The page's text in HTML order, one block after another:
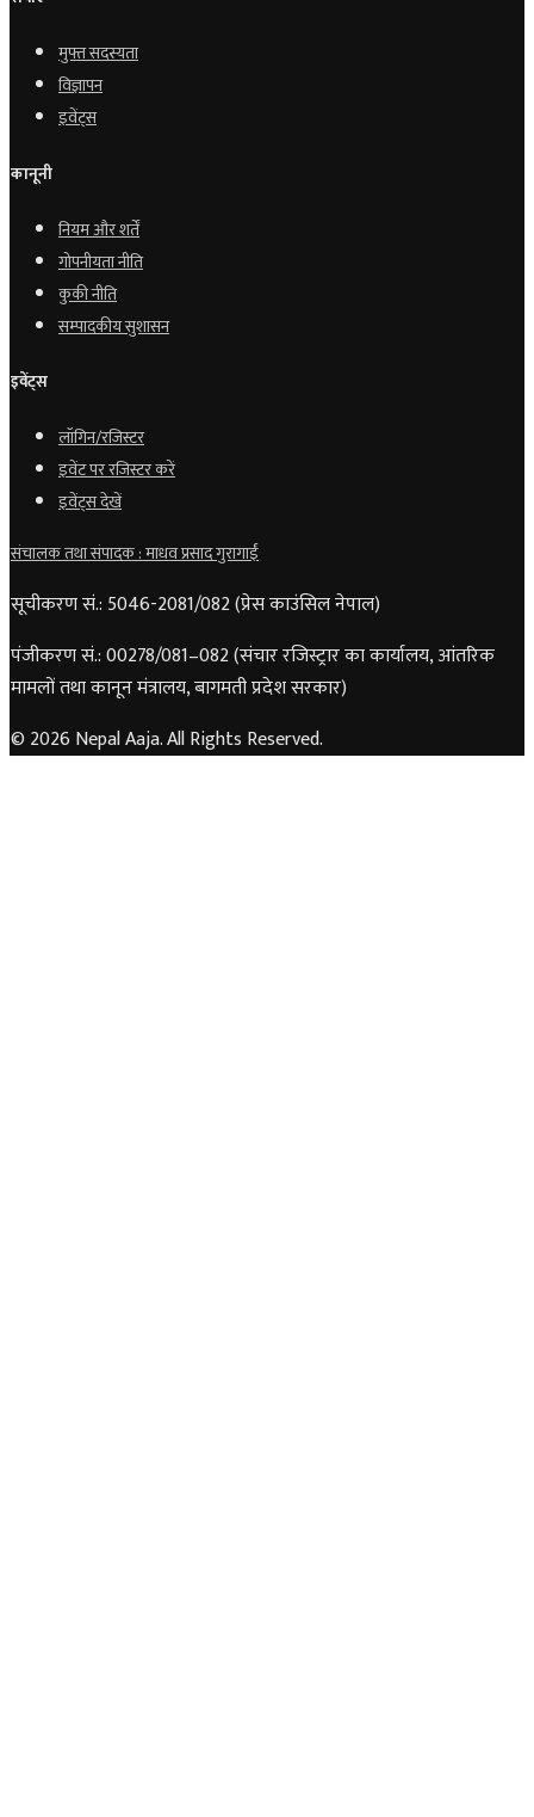
मुफ्त सदस्यता
विज्ञापन
इवेंट्स
कानूनी
नियम और शर्तें
गोपनीयता नीति
कुकी नीति
सम्पादकीय सुशासन
इवेंट्स
लॉगिन/रजिस्टर
इवेंट पर रजिस्टर करें
इवेंट्स देखें
संचालक तथा संपादक : माधव प्रसाद गुरागाईं
सूचीकरण सं.: 5046-2081/082 (प्रेस काउंसिल नेपाल)
पंजीकरण सं.: 00278/081–082 (संचार रजिस्ट्रार का कार्यालय, आंतरिक
मामलों तथा कानून मंत्रालय, बागमती प्रदेश सरकार)
© 2026 Nepal Aaja. All Rights Reserved.